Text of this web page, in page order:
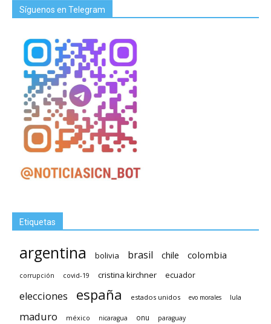
Síguenos en Telegram
Etiquetas
argentina bolivia brasil chile colombia
corrupción covid-19 cristina kirchner ecuador
elecciones españa estados unidos evo morales lula
maduro méxico nicaragua onu paraguay